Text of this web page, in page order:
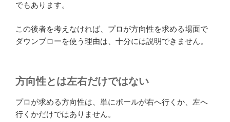
でもあります。
この後者を考えなければ、プロが方向性を求める場面で
ダウンブローを使う理由は、十分には説明できません。
方向性とは左右だけではない
プロが求める方向性は、単にボールが右へ行くか、左へ
行くかだけではありません。